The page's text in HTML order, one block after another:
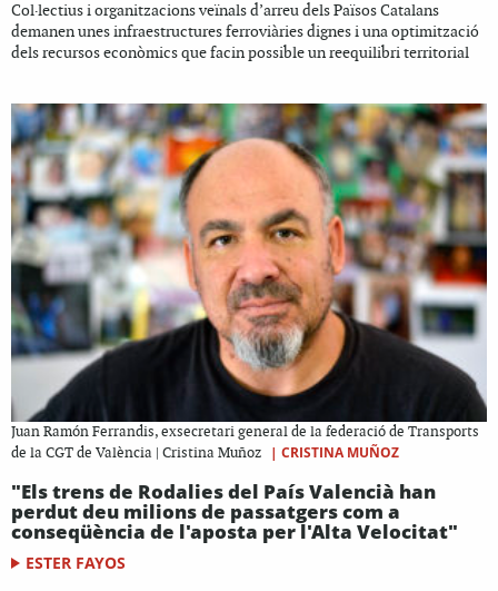
Col·lectius i organitzacions veïnals d’arreu dels Països Catalans
demanen unes infraestructures ferroviàries dignes i una optimització
dels recursos econòmics que facin possible un reequilibri territorial
Juan Ramón Ferrandis, exsecretari general de la federació de Transports
de la CGT de València | Cristina Muñoz
| CRISTINA MUÑOZ
"Els trens de Rodalies del País Valencià han
perdut deu milions de passatgers com a
conseqüència de l'aposta per l'Alta Velocitat"
ESTER FAYOS